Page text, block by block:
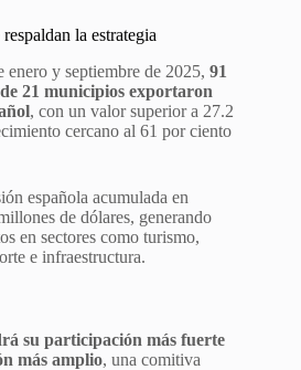
la estrategia
enero y septiembre de 2025, 91
21 municipios exportaron
, con un valor superior a 27.2
cercano al 61 por ciento
española acumulada en
de dólares, generando
en sectores como turismo,
e infraestructura.
su participación más fuerte
más amplio, una comitiva